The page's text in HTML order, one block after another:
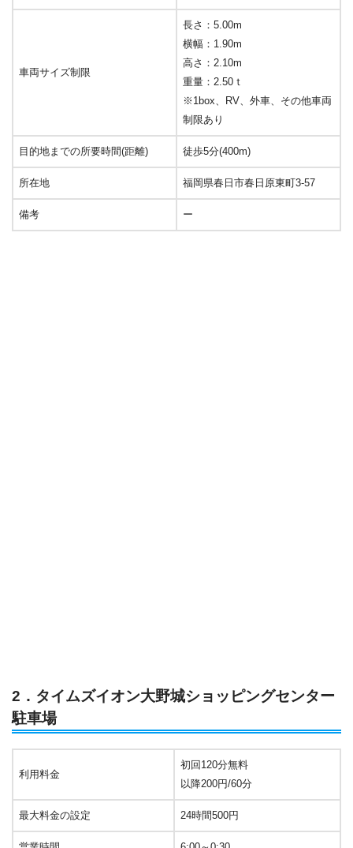
車両サイズ制限
長さ：5.00m
横幅：1.90m
高さ：2.10m
重量：2.50ｔ
※1box、RV、外車、その他車両
制限あり
目的地までの所要時間(距離) 徒歩5分(400m)
所在地 福岡県春日市春日原東町3-57
備考 ー
2．タイムズイオン大野城ショッピングセンター
駐車場
利用料金
初回120分無料
以降200円/60分
最大料金の設定 24時間500円